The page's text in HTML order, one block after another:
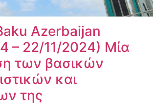
Azerbaijan
– 22/11/2024) Μία
των βασικών
και
της